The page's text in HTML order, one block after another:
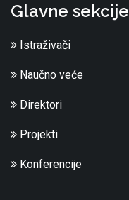
Glavne sekcije
Istraživači
Naučno veće
Direktori
Projekti
Konferencije